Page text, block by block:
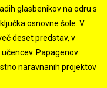
glasbenikov na odru s
osnovne šole. V
deset predstav, v
Papagenov
naravnanih projektov